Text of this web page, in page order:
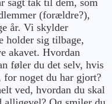
sagt tak til dem, som
(forældre?),
år. Vi skylder
holder sig tilbage,
akavet. Hvordan
føler du det selv, hvis
noget du har gjort?
ved, hvordan du skal